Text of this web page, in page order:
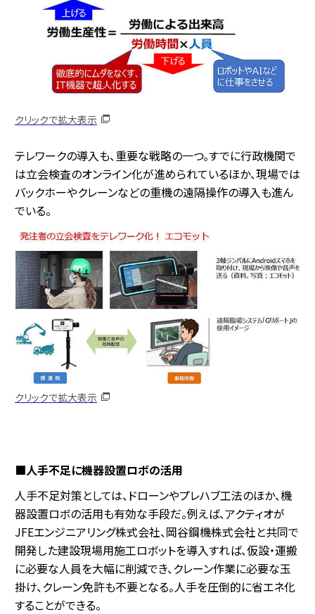
クリックで拡大表示
テレワークの導入も、重要な戦略の一つ。すでに行政機関で
は立会検査のオンライン化が進められているほか、現場では
バックホーやクレーンなどの重機の遠隔操作の導入も進ん
でいる。
クリックで拡大表示
■人手不足に機器設置ロボの活用
人手不足対策としては、ドローンやプレハブ工法のほか、機
器設置ロボの活用も有効な手段だ。例えば、アクティオが
JFEエンジニアリング株式会社、岡谷鋼機株式会社と共同で
開発した建設現場用施工ロボットを導入すれば、仮設・運搬
に必要な人員を大幅に削減でき、クレーン作業に必要な玉
掛け、クレーン免許も不要となる。人手を圧倒的に省エネ化
することができる。